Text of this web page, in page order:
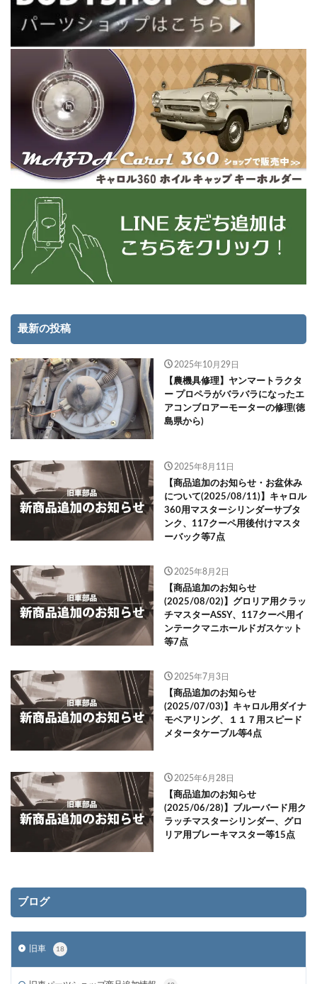
最新の投稿
2025年10月29日
【農機具修理】ヤンマートラクタ
ー プロペラがバラバラになったエ
アコンブロアーモーターの修理(徳
島県から)
2025年8月11日
【商品追加のお知らせ・お盆休み
について(2025/08/11)】キャロル
360用マスターシリンダーサブタ
ンク、117クーペ用後付けマスタ
ーバック等7点
2025年8月2日
【商品追加のお知らせ
(2025/08/02)】グロリア用クラッ
チマスターASSY、117クーペ用イ
ンテークマニホールドガスケット
等7点
2025年7月3日
【商品追加のお知らせ
(2025/07/03)】キャロル用ダイナ
モベアリング、１１７用スピード
メタータケーブル等4点
2025年6月28日
【商品追加のお知らせ
(2025/06/28)】ブルーバード用ク
ラッチマスターシリンダー、グロ
リア用ブレーキマスター等15点
ブログ
旧車 18